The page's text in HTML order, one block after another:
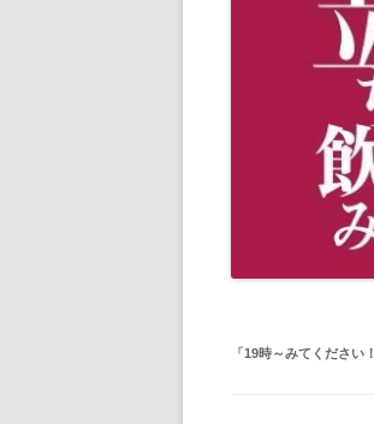
「 19時～みてください！